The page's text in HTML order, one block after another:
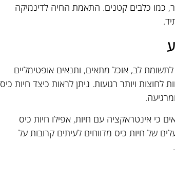
כמו כלבים קטנים. התאמת החיה לדינמיקה
לתשומת לב, אוכל מתאים, ותנאים אופטימליים
ויותר רגועות. ניתן לראות כיצד חיות כיס
כי אינטראקציה עם חיות, אפילו חיות כיס
של חיות כיס מדווחים לעיתים קרובות על